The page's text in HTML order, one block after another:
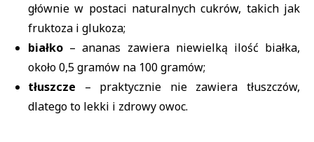
głównie w postaci naturalnych cukrów, takich jak
fruktoza i glukoza;
białko – ananas zawiera niewielką ilość białka,
około 0,5 gramów na 100 gramów;
tłuszcze – praktycznie nie zawiera tłuszczów,
dlatego to lekki i zdrowy owoc.